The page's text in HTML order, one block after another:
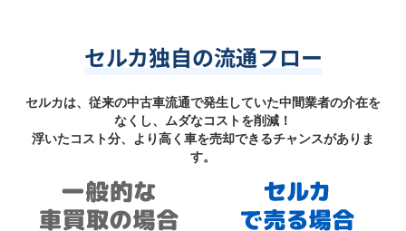
セルカ独自の流通フロー
セルカは、従来の中古車流通で発生していた中間業者の介在を
なくし、ムダなコストを削減！
浮いたコスト分、より高く車を売却できるチャンスがありま
す。